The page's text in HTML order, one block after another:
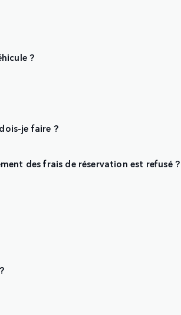
?
je faire ?
des frais de réservation est refusé